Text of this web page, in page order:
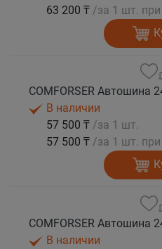
63 200 ₸ /за 1 шт.
В наличии
57 500 ₸ /за 1 шт.
57 500 ₸ /за 1 шт.
В наличии